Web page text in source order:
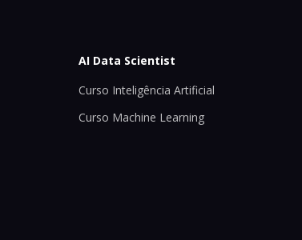
AI Data Scientist
Curso Inteligência Artificial
Curso Machine Learning